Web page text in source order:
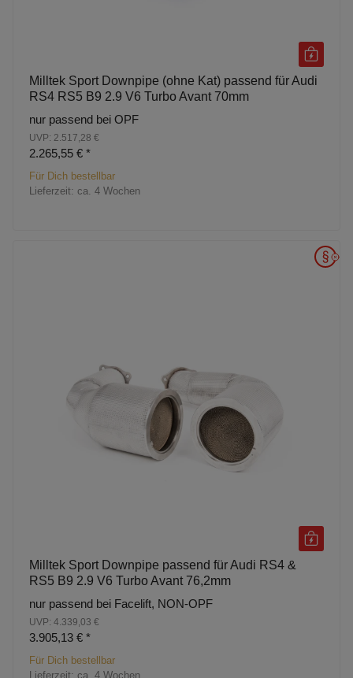
Milltek Sport Downpipe (ohne Kat) passend für Audi
RS4 RS5 B9 2.9 V6 Turbo Avant 70mm
nur passend bei OPF
UVP: 2.517,28 €
2.265,55 € *
Für Dich bestellbar
Lieferzeit: ca. 4 Wochen
Milltek Sport Downpipe passend für Audi RS4 &
RS5 B9 2.9 V6 Turbo Avant 76,2mm
nur passend bei Facelift, NON-OPF
UVP: 4.339,03 €
3.905,13 € *
Für Dich bestellbar
Lieferzeit: ca. 4 Wochen